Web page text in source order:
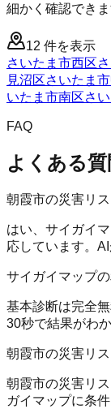
細かく確認できま
12 件を表示
さいたま市西区
見沼区さいたま
いたま市南区さ
FAQ
よくある質
朝霞市の災害リ
はい、サイガイ
応しています。
サイガイマップ
基本診断は完全
30秒で結果がわか
朝霞市の災害リ
朝霞市の災害リ
ガイマップに条